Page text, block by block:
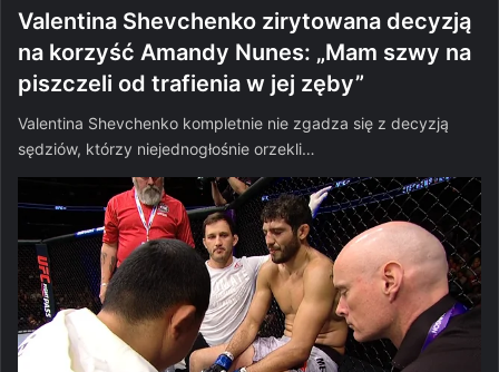
Valentina Shevchenko zirytowana decyzją
na korzyść Amandy Nunes: „Mam szwy na
piszczeli od trafienia w jej zęby”
Valentina Shevchenko kompletnie nie zgadza się z decyzją
sędziów, którzy niejednogłośnie orzekli…